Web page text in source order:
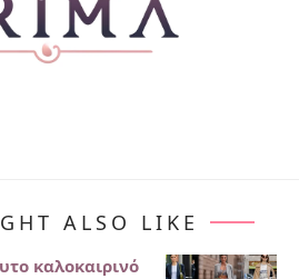
ALSO LIKE
καλοκαιρινό